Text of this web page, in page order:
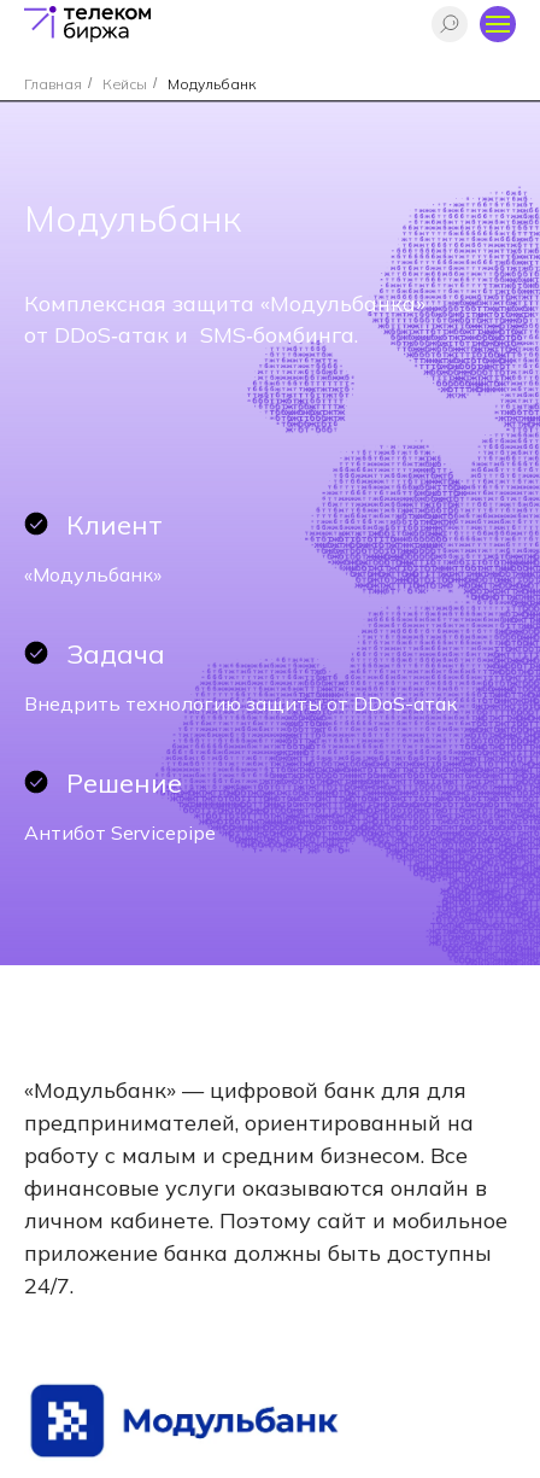
Главная / Кейсы / Модульбанк
Модульбанк
Комплексная защита «Модульбанка»
от DDoS‑атак и SMS‑бомбинга.
Клиент
«Модульбанк»
Задача
Внедрить технологию защиты от DDoS-атак
Решение
Антибот Servicepipe
«Модульбанк» — цифровой банк для для
предпринимателей, ориентированный на
работу с малым и средним бизнесом. Все
финансовые услуги оказываются онлайн в
личном кабинете. Поэтому сайт и мобильное
приложение банка должны быть доступны
24/7.